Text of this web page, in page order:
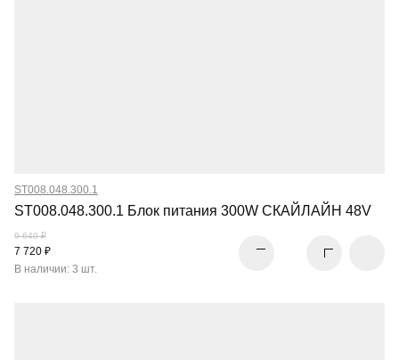
ST008.048.300.1
ST008.048.300.1 Блок питания 300W СКАЙЛАЙН 48V
9 640 ₽
7 720 ₽
В наличии: 3 шт.